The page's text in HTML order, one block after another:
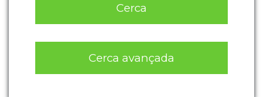
Cerca
Cerca avançada